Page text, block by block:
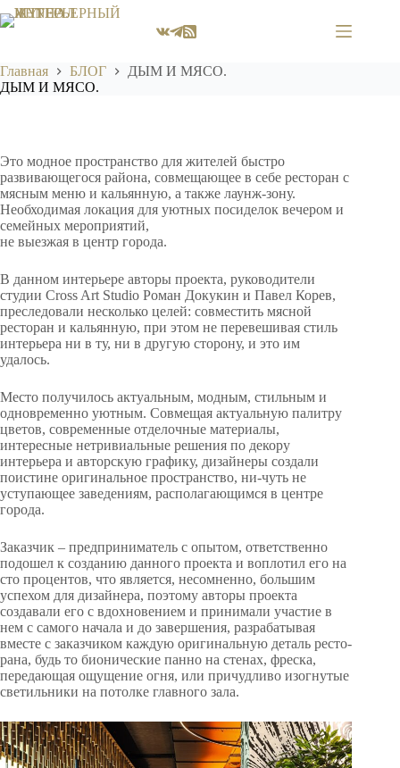
Перейти
к
Главная БЛОГ
ДЫМ И МЯСО.
ДЫМ И МЯСО.
Это модное пространство для жителей быстро
развивающегося района, совмещающее в себе ресторан с
мясным меню и кальянную, а также лаунж-зону.
Необходимая локация для уютных посиделок вечером и
семейных мероприятий,
не выезжая в центр города.
В данном интерьере авторы проекта, руководители
студии Cross Art Studio Роман Докукин и Павел Корев,
преследовали несколько целей: совместить мясной
ресторан и кальянную, при этом не перевешивая стиль
интерьера ни в ту, ни в другую сторону, и это им
удалось.
Место получилось актуальным, модным, стильным и
одновременно уютным. Совмещая актуальную палитру
цветов, современные отделочные материалы,
интересные нетривиальные решения по декору
интерьера и авторскую графику, дизайнеры создали
поистине оригинальное пространство, ни-чуть не
уступающее заведениям, располагающимся в центре
города.
Заказчик – предприниматель с опытом, ответственно
подошел к созданию данного проекта и воплотил его на
сто процентов, что является, несомненно, большим
успехом для дизайнера, поэтому авторы проекта
создавали его с вдохновением и принимали участие в
нем с самого начала и до завершения, разрабатывая
вместе с заказчиком каждую оригинальную деталь ресто-
рана, будь то бионические панно на стенах, фреска,
передающая ощущение огня, или причудливо изогнутые
светильники на потолке главного зала.